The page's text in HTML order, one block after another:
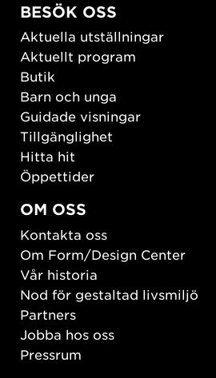
BESÖK OSS
Aktuella utställningar
Aktuellt program
Butik
Barn och unga
Guidade visningar
Tillgänglighet
Hitta hit
Öppettider
OM OSS
Kontakta oss
Om Form/Design Center
Vår historia
Nod för gestaltad livsmiljö
Partners
Jobba hos oss
Pressrum